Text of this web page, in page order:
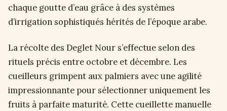
chaque goutte d’eau grâce à des systèmes
d’irrigation sophistiqués hérités de l’époque arabe.
La récolte des Deglet Nour s’effectue selon des
rituels précis entre octobre et décembre. Les
cueilleurs grimpent aux palmiers avec une agilité
impressionnante pour sélectionner uniquement les
fruits à parfaite maturité. Cette cueillette manuelle